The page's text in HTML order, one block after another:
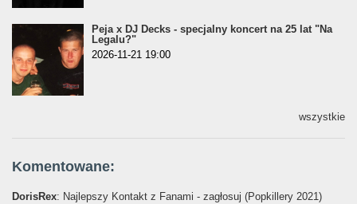
Peja x DJ Decks - specjalny koncert na 25 lat "Na
Legalu?"
2026-11-21 19:00
wszystkie
Komentowane:
DorisRex: Najlepszy Kontakt z Fanami - zagłosuj (Popkillery 2021)